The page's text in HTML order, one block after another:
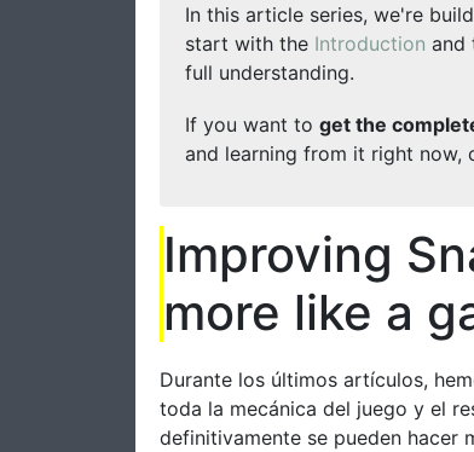
In this article series, we're
start with the Introduction and
full understanding.
If you want to get the
and learning from it right now,
Improving
more like a
Durante los últimos artículos,
toda la mecánica del juego y el
definitivamente se pueden hacer